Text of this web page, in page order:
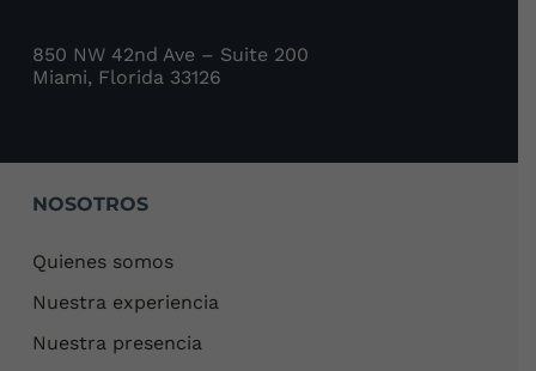
850 NW 42nd Ave – Suite 200
Miami, Florida 33126
NOSOTROS
Quienes somos
Nuestra experiencia
Nuestra presencia